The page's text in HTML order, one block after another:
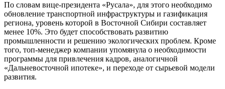
По словам вице-президента «Русала», для этого необходимо
обновление транспортной инфраструктуры и газификация
региона, уровень которой в Восточной Сибири составляет
менее 10%. Это будет способствовать развитию
промышленности и решению экологических проблем. Кроме
того, топ-менеджер компании упомянула о необходимости
программы для привлечения кадров, аналогичной
«Дальневосточной ипотеке», и переходе от сырьевой модели
развития.